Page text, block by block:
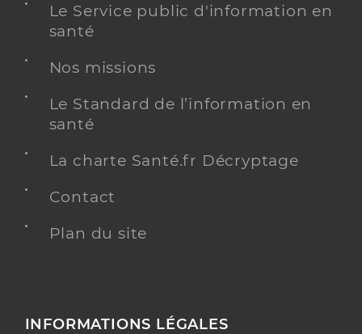
Le Service public d'information en
santé
Nos missions
Le Standard de l’information en
santé
La charte Santé.fr Décryptage
Contact
Plan du site
INFORMATIONS LÉGALES